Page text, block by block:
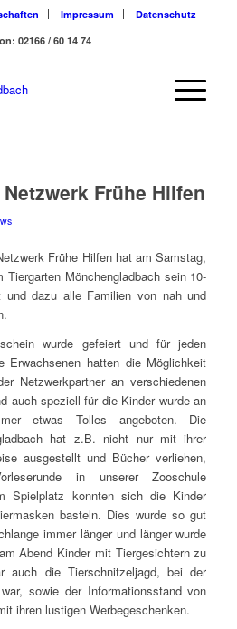
Impressum
Datenschutz
02166 / 60 14 74
Frühe Hilfen
Frühe Hilfen hat am Samstag,
Mönchengladbach sein 10-
und dazu alle Familien von nah und
wurde gefeiert und für jeden
Erwachsenen hatten die Möglichkeit
Netzwerkpartner an verschiedenen
auch speziell für die Kinder wurde an
etwas Tolles angeboten. Die
hat z.B. nicht nur mit ihrer
ausgestellt und Bücher verliehen,
in unserer Zooschule
Spielplatz konnten sich die Kinder
basteln. Dies wurde so gut
immer länger und länger wurde
Abend Kinder mit Tiergesichtern zu
auch die Tierschnitzeljagd, bei der
sowie der Informationsstand von
ihren lustigen Werbegeschenken.